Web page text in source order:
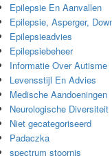
Epilepsie En Aanvallen
Epilepsie, Asperger,
Epilepsieadvies
Epilepsiebeheer
Informatie Over Autisme
Levensstijl En Advies
Medische Aandoeningen
Neurologische Diversiteit
Niet gecategoriseerd
Padaczka
spectrum stoornis